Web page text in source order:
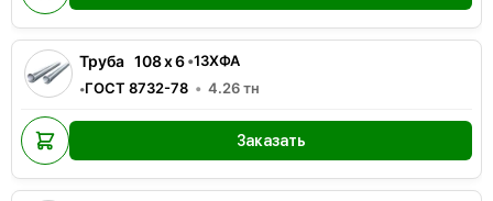
Труба 108x6•13ХФА
•ГОСТ 8732-78 4.26тн
Заказать